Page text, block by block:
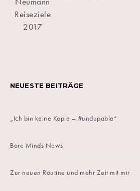
NEUESTE BEITRÄGE
„Ich bin keine Kopie – #undupable“
Bare Minds News
Zur neuen Routine und mehr Zeit mit mir